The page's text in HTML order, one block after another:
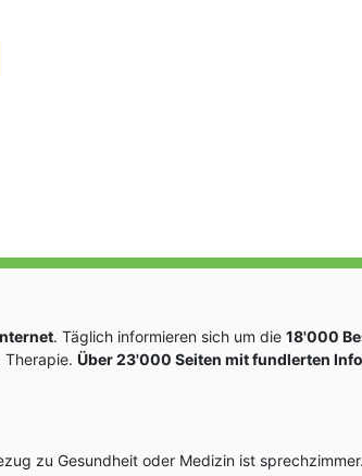
. Täglich informieren sich um die 18'000
Therapie. Über 23'000 Seiten mit fundlerten
zu Gesundheit oder Medizin ist